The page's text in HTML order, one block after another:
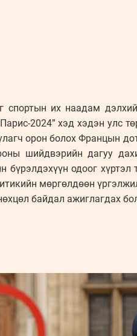
спортын их наадам
2024” хэд хэдэн улс
орон болох Францын
шийдвэрийн дагуу
одоог хүртэл
мөргөлдөөн
байдал ажиглагдах